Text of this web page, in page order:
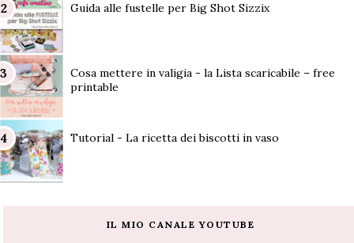
Guida alle fustelle per Big Shot Sizzix
Cosa mettere in valigia - la Lista scaricabile – free
printable
Tutorial - La ricetta dei biscotti in vaso
IL MIO CANALE YOUTUBE